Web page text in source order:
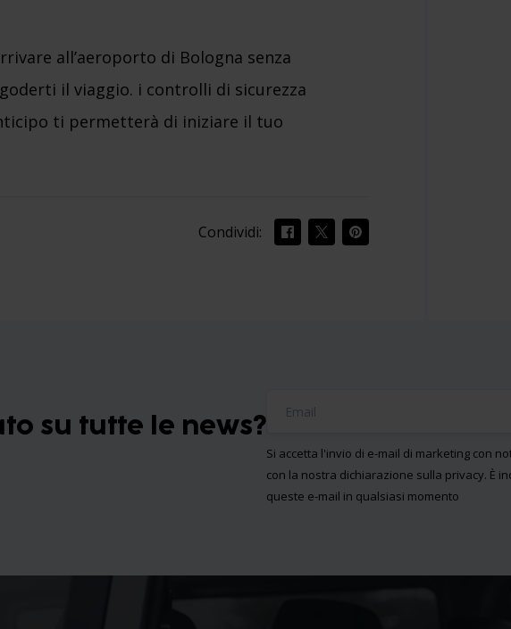
all’aeroporto di Bologna senza
il viaggio. i controlli di sicurezza
ti permetterà di iniziare il tuo
Condividi:
su tutte le news?
Si accetta l'invio di e-mail di marketing con
con la nostra dichiarazione sulla privacy. È
queste e-mail in qualsiasi momento